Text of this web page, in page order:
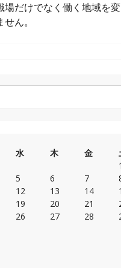
場だけでなく働く地域を
ん。
水 木 金
1
5 6 7
12 13 14
19 20 21
26 27 28